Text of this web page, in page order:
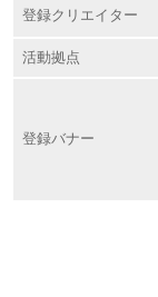
登録クリエイター
活動拠点
登録バナー